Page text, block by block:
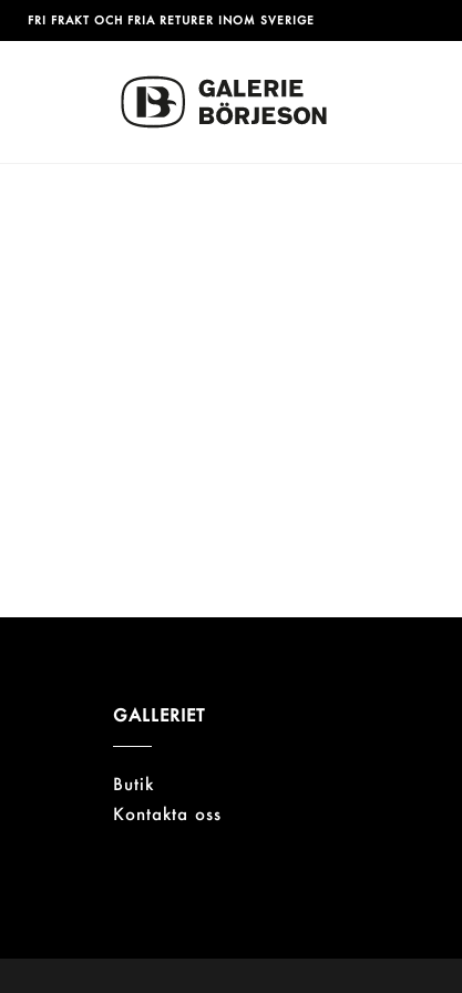
FRI FRAKT OCH FRIA RETURER INOM SVERIGE
GALLERIET
Butik
Kontakta oss